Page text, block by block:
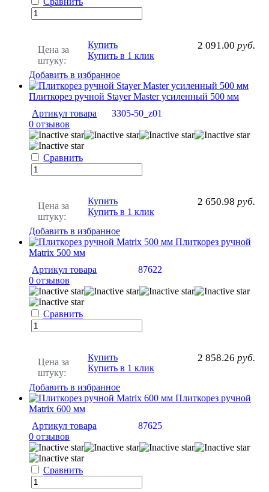
Цена за
штуку:
2 091.00 руб.
Купить
Купить в 1 клик
Добавить в избранное
Плиткорез ручной Stayer Master усиленный 500 мм
Артикул товара
3305-50_z01
0 отзывов
Сравнить
Цена за
штуку:
2 650.98 руб.
Купить
Купить в 1 клик
Добавить в избранное
Плиткорез ручной
Matrix 500 мм
Артикул товара
87622
0 отзывов
Сравнить
Цена за
штуку:
2 858.26 руб.
Купить
Купить в 1 клик
Добавить в избранное
Плиткорез ручной
Matrix 600 мм
Артикул товара
87625
0 отзывов
Сравнить